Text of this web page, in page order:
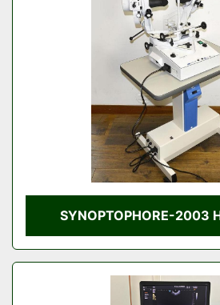
SYNOPTOPHORE-2003